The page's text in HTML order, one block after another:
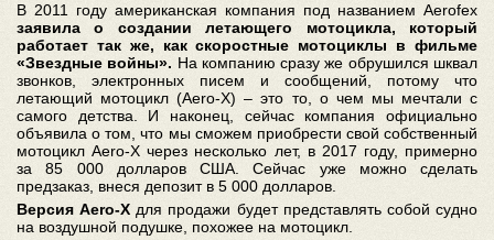
В 2011 году американская компания под названием Aerofex
заявила о создании летающего мотоцикла, который
работает так же, как скоростные мотоциклы в фильме
«Звездные войны». На компанию сразу же обрушился шквал
звонков, электронных писем и сообщений, потому что
летающий мотоцикл (Aero-X) – это то, о чем мы мечтали с
самого детства. И наконец, сейчас компания официально
объявила о том, что мы сможем приобрести свой собственный
мотоцикл Aero-X через несколько лет, в 2017 году, примерно
за 85 000 долларов США. Сейчас уже можно сделать
предзаказ, внеся депозит в 5 000 долларов.
Версия Aero-X для продажи будет представлять собой судно
на воздушной подушке, похожее на мотоцикл.